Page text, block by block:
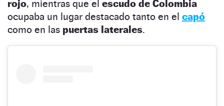
rojo, mientras que el escudo de Colombia
ocupaba un lugar destacado tanto en el capó
como en las puertas laterales.